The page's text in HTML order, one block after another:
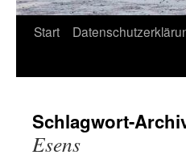
Start
Schlagwort-
Esens